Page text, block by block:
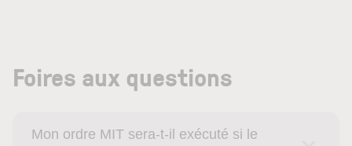
Foires aux questions
Mon ordre MIT sera-t-il exécuté si le